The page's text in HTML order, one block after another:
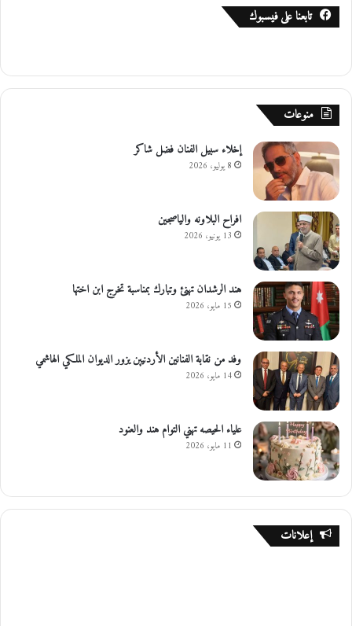
تابعنا على فيسبوك
منوعات
إخلاء سبيل الفنان فضل شاكر
8 يوليو، 2026
افراح البلاونه والياصجين
13 يونيو، 2026
هند الرشدان تهنئ وتبارك بمناسبة تخرج ابن اختها
15 مايو، 2026
وفد من نقابة الفنانين الأردنيين يزور الديوان الملكي الهاشمي
14 مايو، 2026
علياء الحيصه تهني التوام هند والعنود
11 مايو، 2026
إعلانات